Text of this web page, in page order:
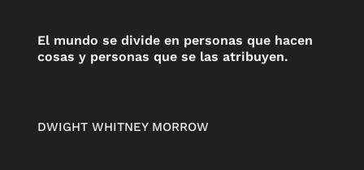
El mundo se divide en personas que hacen
cosas y personas que se las atribuyen.
DWIGHT WHITNEY MORROW